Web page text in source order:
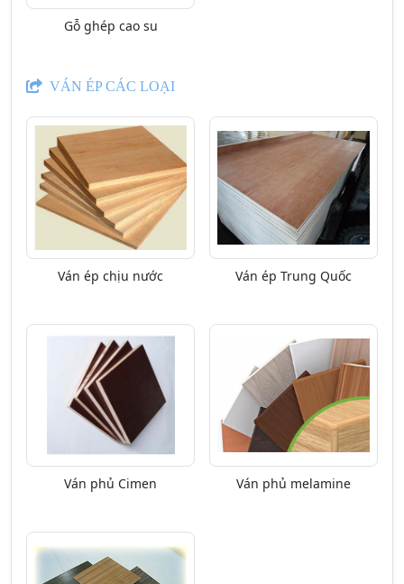
Gỗ ghép cao su
VÁN ÉP CÁC LOẠI
Ván ép chịu nước Ván ép Trung Quốc
Ván phủ Cimen Ván phủ melamine